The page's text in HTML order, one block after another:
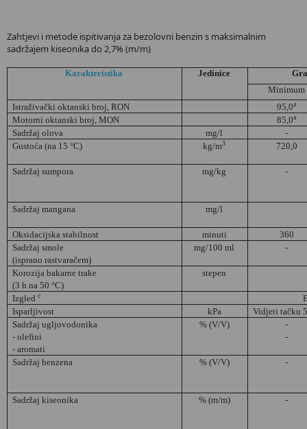
Zahtjevi i metode ispitivanja za bezolovni benzin s maksimalnim
sadržajem kiseonika do 2,7% (m/m)
Karakteristika Jedinice
Minimum
Istraživački oktanski broj, RON
95,0a
Motorni oktanski broj, MON 85,0a
Sadržaj olova mg/l
-
Gustoća (na 15 °C)
kg/m3 720,0
Sadržaj sumpora mg/kg -
Sadržaj mangana mg/l
Oksidacijska stabilnost minuti
360
Sadržaj smole
(isprano rastvaračem)
mg/100 ml -
Korozija bakarne trake
(3 h na 50 °C)
stepen
Izgledc
Isparljivost
kPa
Vidjeti tačku
Sadržaj ugljovodonika
- olefini
- aromati
% (V/V)
-
-
Sadržaj benzena % (V/V) -
Sadržaj kiseonika % (m/m) -